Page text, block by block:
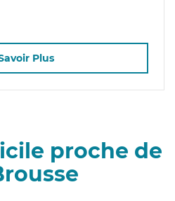
Plus
proche de